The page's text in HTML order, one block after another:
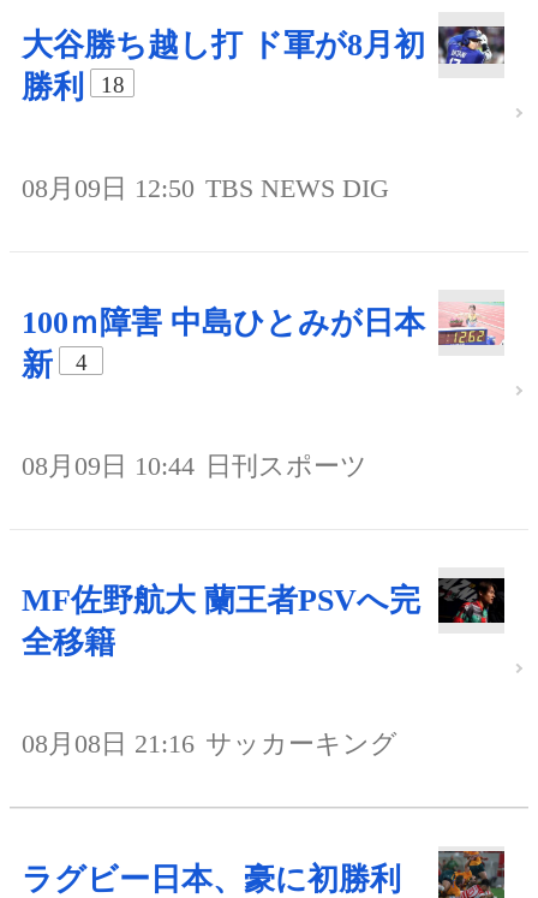
大谷勝ち越し打 ド軍が8月初
勝利
18
08月09日 12:50 TBS NEWS DIG
100ｍ障害 中島ひとみが日本
新
4
08月09日 10:44 日刊スポーツ
MF佐野航大 蘭王者PSVへ完
全移籍
08月08日 21:16 サッカーキング
ラグビー日本、豪に初勝利